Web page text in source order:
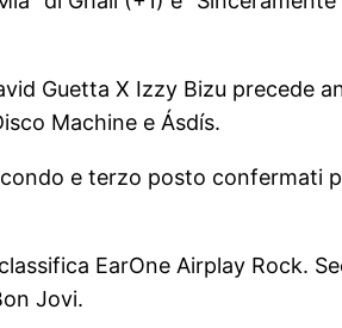
Guetta X Izzy Bizu precede
Machine e Ásdís.
e terzo posto confermati
EarOne Airplay Rock.
Jovi.